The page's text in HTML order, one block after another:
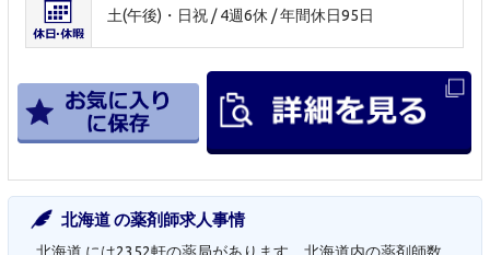
土(午後)・日祝 / 4週6休 / 年間休日95日
北海道 の薬剤師求人事情